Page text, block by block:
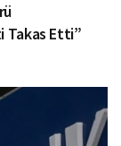
Takas Etti”